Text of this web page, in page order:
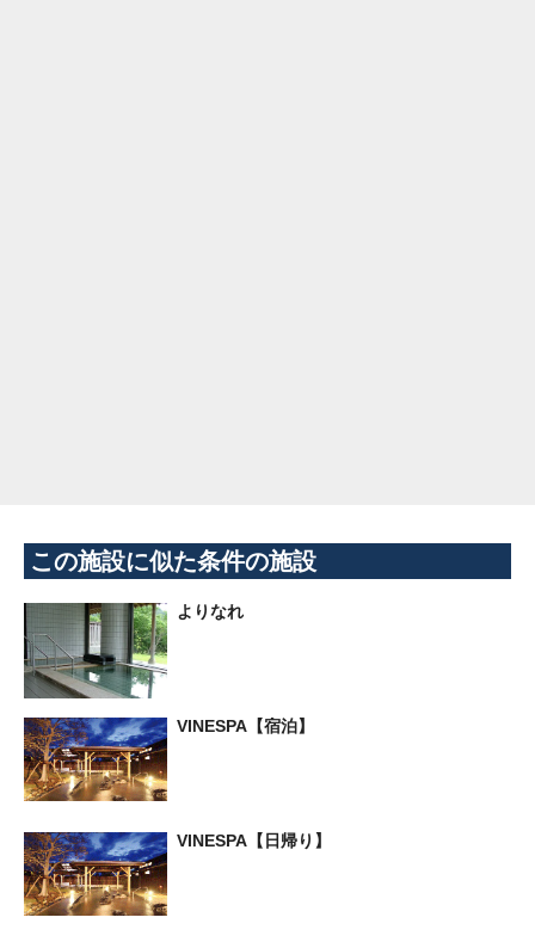
この施設に似た条件の施設
よりなれ
VINESPA【宿泊】
VINESPA【日帰り】